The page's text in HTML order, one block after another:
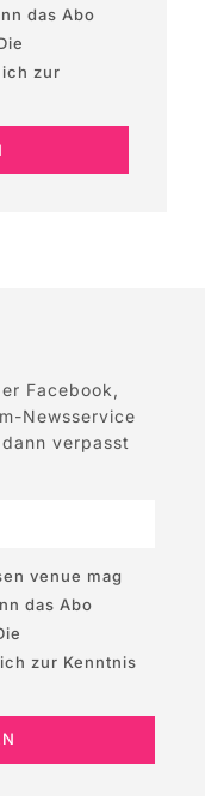
das Abo
ich zur
Facebook,
Newsservice
verpasst
venue mag
das Abo
zur Kenntnis